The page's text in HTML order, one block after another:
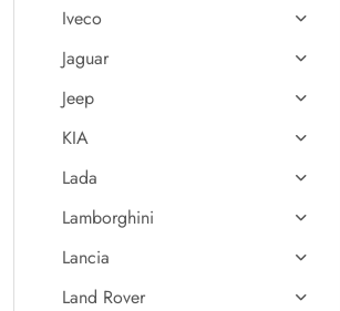
Iveco
Jaguar
Jeep
KIA
Lada
Lamborghini
Lancia
Land Rover